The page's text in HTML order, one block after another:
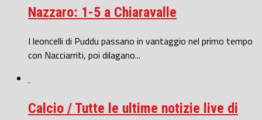
Nazzaro: 1-5 a Chiaravalle
I leoncelli di Puddu passano in vantaggio nel primo tempo
con Nacciarriti, poi dilagano...
Calcio / Tutte le ultime notizie live di